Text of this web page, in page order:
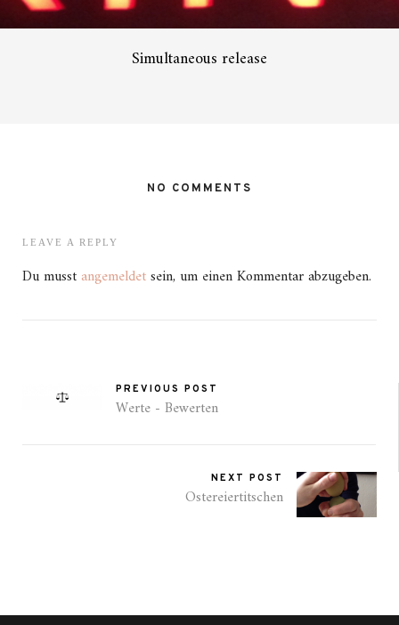
Simultaneous release
NO COMMENTS
LEAVE A REPLY
Du musst angemeldetsein, um einen Kommentar abzugeben.
PREVIOUS POST
Werte - Bewerten
NEXT POST
Ostereiertitschen